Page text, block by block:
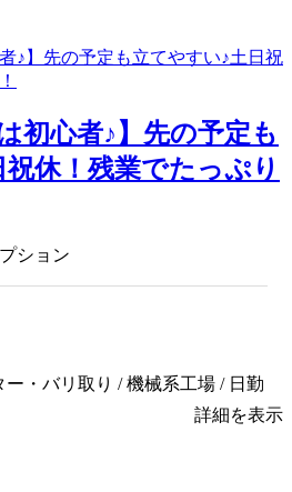
初心者♪】先の予定も
休！残業でたっぷり
ション
・バリ取り / 機械系工場 / 日勤
詳細を表示